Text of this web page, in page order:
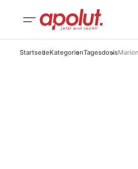
StartseiteKategorienTagesdosis